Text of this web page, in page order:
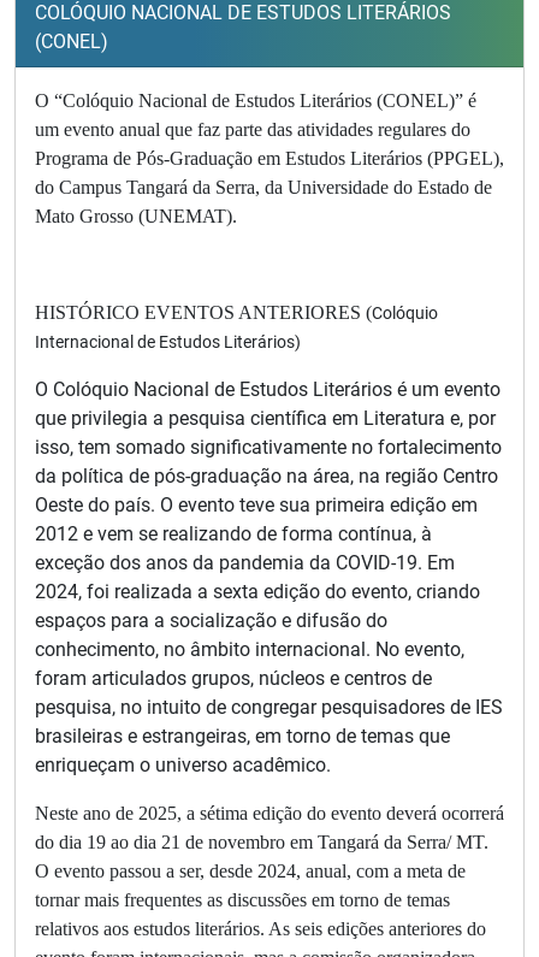
COLÓQUIO NACIONAL DE ESTUDOS LITERÁRIOS
(CONEL)
O “Colóquio Nacional de Estudos Literários (CONEL)” é
um evento anual que faz parte das atividades regulares do
Programa de Pós-Graduação em Estudos Literários (PPGEL),
do Campus Tangará da Serra, da Universidade do Estado de
Mato Grosso (UNEMAT).
HISTÓRICO EVENTOS ANTERIORES (Colóquio
Internacional de Estudos Literários)
O Colóquio Nacional de Estudos Literários é um evento
que privilegia a pesquisa científica em Literatura e, por
isso, tem somado significativamente no fortalecimento
da política de pós-graduação na área, na região Centro
Oeste do país. O evento teve sua primeira edição em
2012 e vem se realizando de forma contínua, à
exceção dos anos da pandemia da COVID-19. Em
2024, foi realizada a sexta edição do evento, criando
espaços para a socialização e difusão do
conhecimento, no âmbito internacional. No evento,
foram articulados grupos, núcleos e centros de
pesquisa, no intuito de congregar pesquisadores de IES
brasileiras e estrangeiras, em torno de temas que
enriqueçam o universo acadêmico.
Neste ano de 2025, a sétima edição do evento deverá ocorrerá
do dia 19 ao dia 21 de novembro em Tangará da Serra/ MT.
O evento passou a ser, desde 2024, anual, com a meta de
tornar mais frequentes as discussões em torno de temas
relativos aos estudos literários. As seis edições anteriores do